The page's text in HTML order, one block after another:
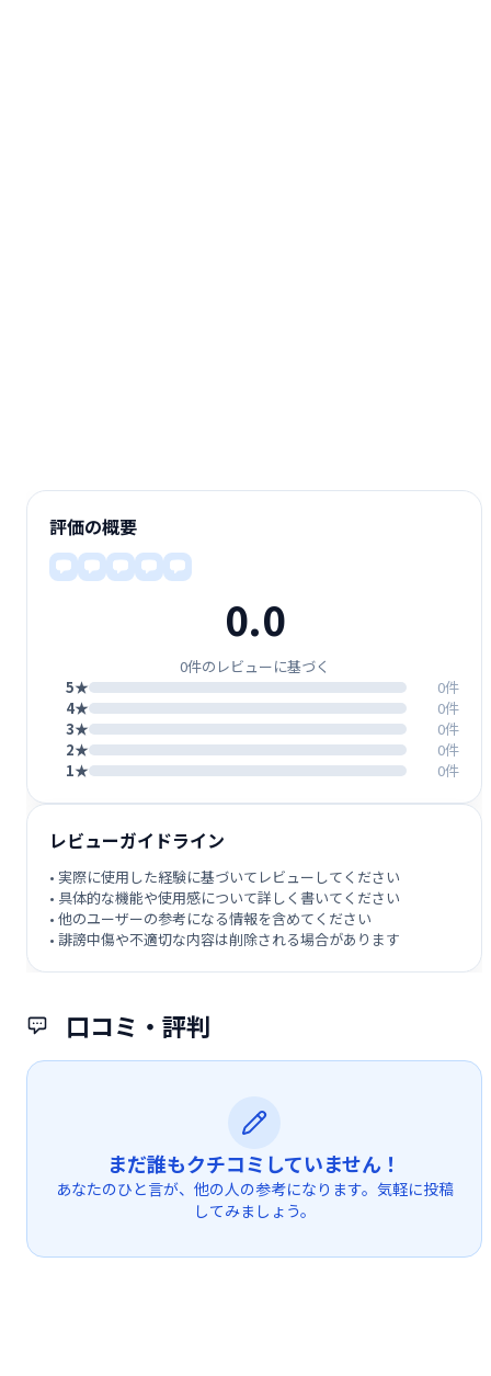
口コミ・評判
まだ誰もクチコミしていません！
あなたのひと言が、他の人の参考になります。気軽に投稿
してみましょう。
評価の概要
0.0
0件のレビューに基づく
5★
0件
4★
0件
3★
0件
2★
0件
1★
0件
レビューガイドライン
• 実際に使用した経験に基づいてレビューしてください
• 具体的な機能や使用感について詳しく書いてください
• 他のユーザーの参考になる情報を含めてください
• 誹謗中傷や不適切な内容は削除される場合があります